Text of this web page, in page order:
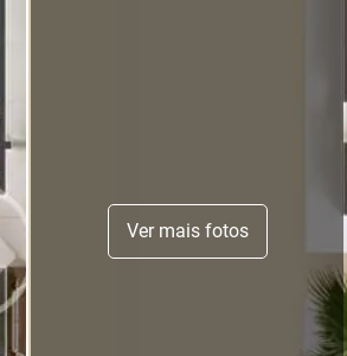
Ver mais fotos